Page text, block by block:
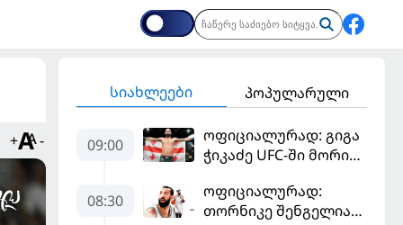
+ -
სიახლეები პოპულარული
09:00
ოფიციალურად: გიგა
ჭიკაძე UFC-ში მორიგ
სექტემბერში
გამართავს
08:30
ოფიციალურად:
თორნიკე შენგელია